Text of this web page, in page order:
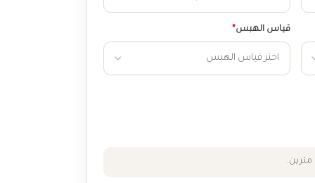
قياس الهبس*